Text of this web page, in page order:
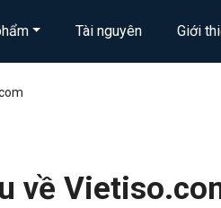
Tài nguyên Giới
về